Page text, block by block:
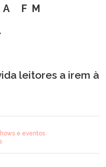
FM
leitores a irem à
e eventos